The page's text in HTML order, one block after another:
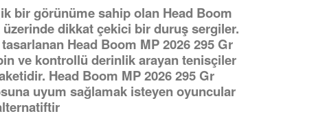
bir görünüme sahip olan Head Boom
üzerinde dikkat çekici bir duruş sergiler.
Head Boom MP 2026 295 Gr
ve kontrollü derinlik arayan tenisçiler
Head Boom MP 2026 295 Gr
uyum sağlamak isteyen oyuncular